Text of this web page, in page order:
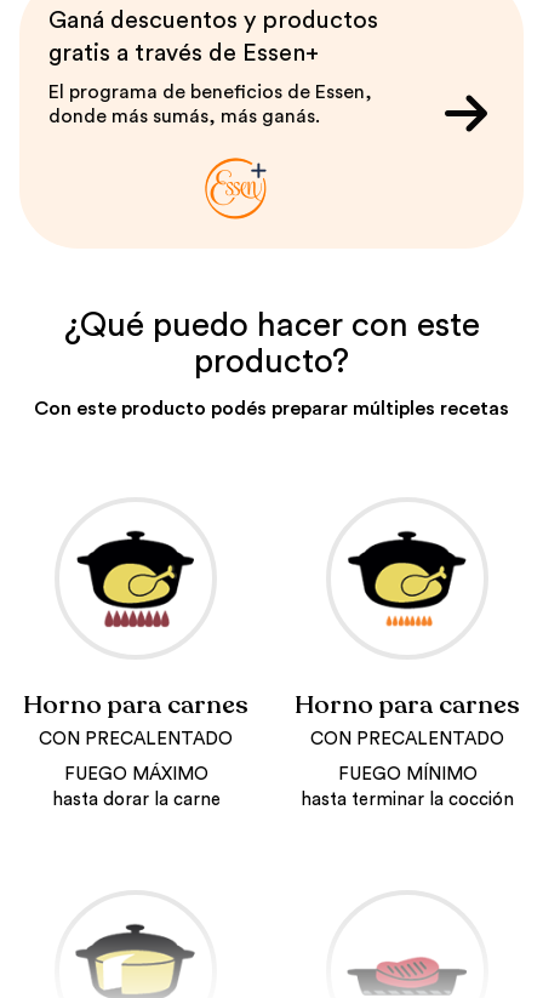
Ganá descuentos y productos
gratis a través de Essen+
El programa de beneficios de Essen,
donde más sumás, más ganás.
¿Qué puedo hacer con este
producto?
Con este producto podés preparar múltiples recetas
Horno para carnes
CON PRECALENTADO
FUEGO MÁXIMO
hasta dorar la carne
Horno para carnes
CON PRECALENTADO
FUEGO MÍNIMO
hasta terminar la cocción